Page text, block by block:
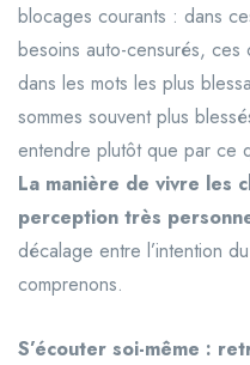
blocages courants : dans
besoins auto-censurés, ces
dans les mots les plus
sommes souvent plus
entendre plutôt que par ce
La manière de vivre les
perception très
décalage entre l’intention
comprenons.
S’écouter soi-même :